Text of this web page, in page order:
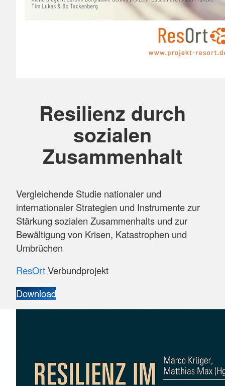
Resilienz durch
sozialen
Zusammenhalt
Vergleichende Studie nationaler und
internationaler Strategien und Instrumente zur
Stärkung sozialen Zusammenhalts und zur
Bewältigung von Krisen, Katastrophen und
Umbrüchen
ResOrtVerbundprojekt
Download